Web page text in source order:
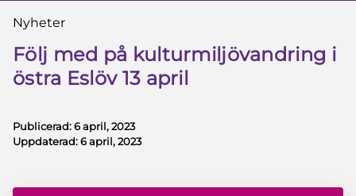
Du är här:
Nyheter
Följ med på kulturmiljövandring i
östra Eslöv 13 april
Publicerad:6 april, 2023
Uppdaterad:6 april, 2023